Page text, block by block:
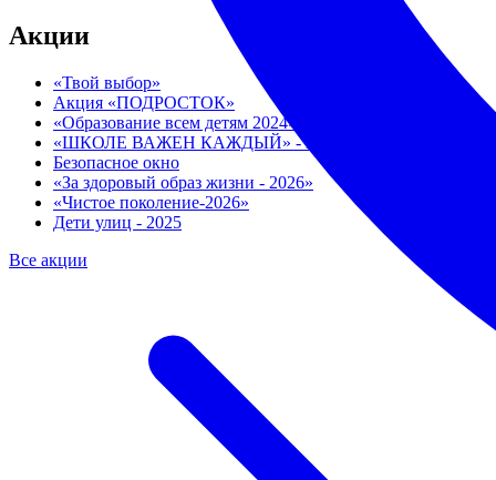
Акции
«Твой выбор»
Акция «ПОДРОСТОК»
«Образование всем детям 2024»
«ШКОЛЕ ВАЖЕН КАЖДЫЙ» - 2026
Безопасное окно
«За здоровый образ жизни - 2026»
«Чистое поколение-2026»
Дети улиц - 2025
Все акции